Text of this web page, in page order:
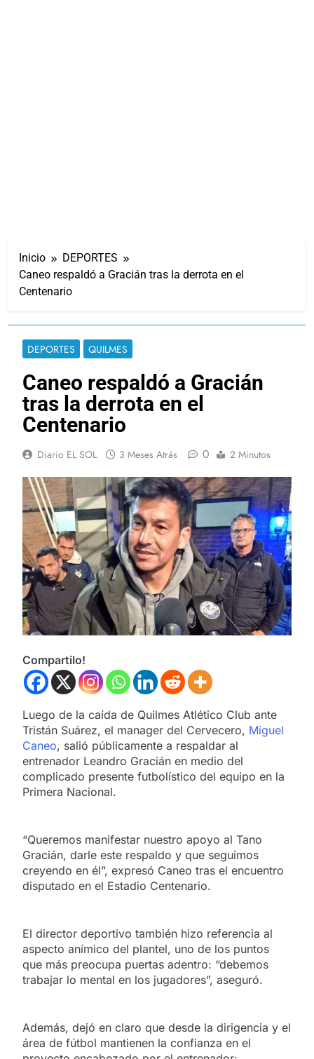
Inicio
DEPORTES
Caneo respaldó a Gracián tras la derrota en el
Centenario
DEPORTES QUILMES
Caneo respaldó a Gracián
tras la derrota en el
Centenario
Diario EL SOL 3 Meses Atrás 0 2 Minutos
Compartilo!
Luego de la caída de Quilmes Atlético Club ante
Tristán Suárez, el manager del Cervecero, Miguel
Caneo, salió públicamente a respaldar al
entrenador Leandro Gracián en medio del
complicado presente futbolístico del equipo en la
Primera Nacional.
“Queremos manifestar nuestro apoyo al Tano
Gracián, darle este respaldo y que seguimos
creyendo en él”, expresó Caneo tras el encuentro
disputado en el Estadio Centenario.
El director deportivo también hizo referencia al
aspecto anímico del plantel, uno de los puntos
que más preocupa puertas adentro: “debemos
trabajar lo mental en los jugadores”, aseguró.
Además, dejó en claro que desde la dirigencia y el
área de fútbol mantienen la confianza en el